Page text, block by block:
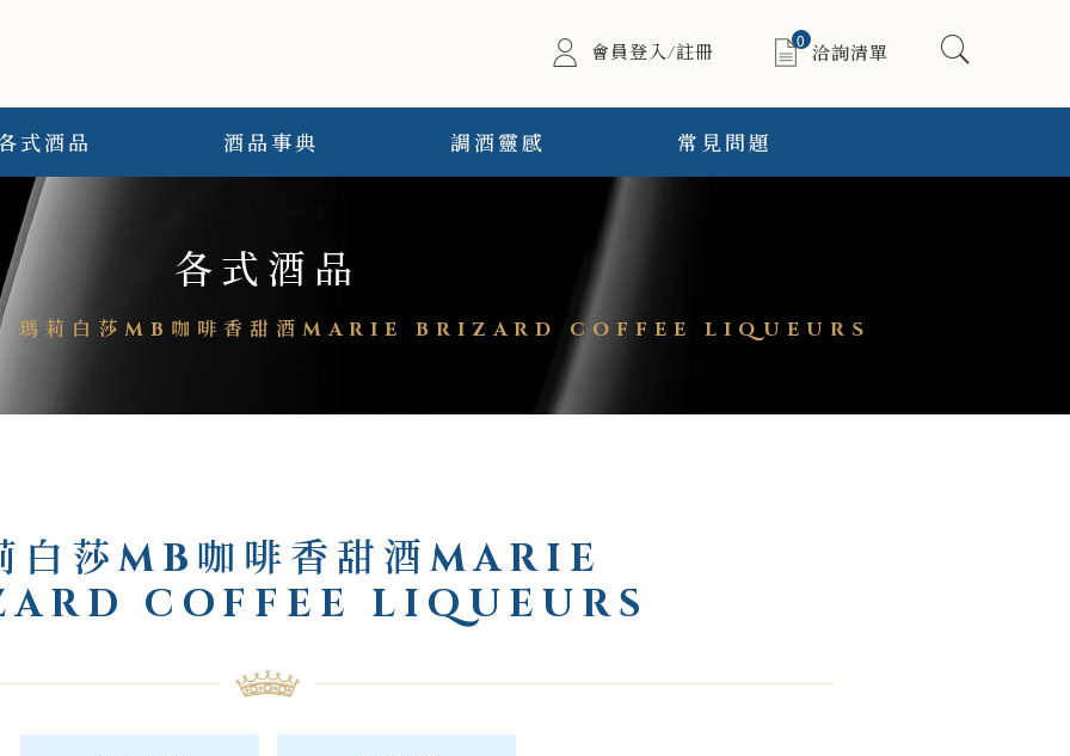
會員登入/註冊 0
洽詢清單
式酒品 酒品事典 調酒靈感 常見問題
各式酒品
瑪莉白莎MB咖啡香甜酒MARIE BRIZARD COFFEE LIQUEURS
白莎MB咖啡香甜酒MARIE
COFFEE LIQUEURS